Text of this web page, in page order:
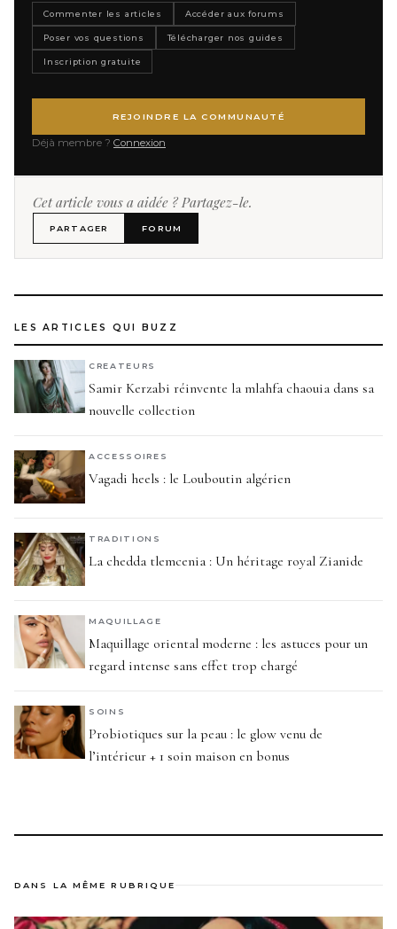
Commenter les articles Accéder aux forums
Poser vos questions Télécharger nos guides
Inscription gratuite
REJOINDRE LA COMMUNAUTÉ
Déjà membre ? Connexion
Cet article vous a aidée ? Partagez-le.
PARTAGER FORUM
LES ARTICLES QUI BUZZ
CREATEURS
Samir Kerzabi réinvente la mlahfa chaouia dans sa
nouvelle collection
ACCESSOIRES
Vagadi heels : le Louboutin algérien
TRADITIONS
La chedda tlemcenia : Un héritage royal Zianide
MAQUILLAGE
Maquillage oriental moderne : les astuces pour un
regard intense sans effet trop chargé
SOINS
Probiotiques sur la peau : le glow venu de
l’intérieur + 1 soin maison en bonus
DANS LA MÊME RUBRIQUE